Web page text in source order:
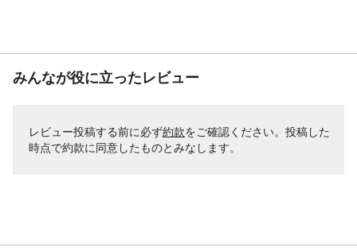
みんなが役に立ったレビュー
レビュー投稿する前に必ず約款をご確認ください。投稿した
時点で約款に同意したものとみなします。